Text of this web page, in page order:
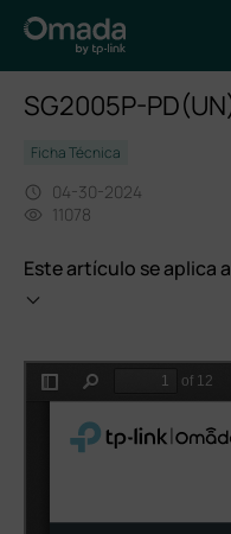
SG2005P-
Ficha Técnica
04-30-2024
11078
Este artículo se aplica a